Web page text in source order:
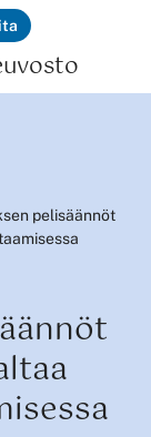
pelisäännöt